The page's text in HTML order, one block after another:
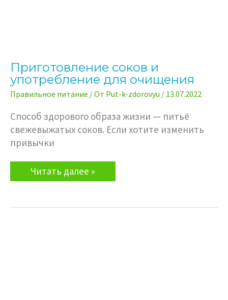
Приготовление соков и
употребление для очищения
Правильное питание / От Put-k-zdorovyu / 13.07.2022
Способ здорового образа жизни — питьё
свежевыжатых соков. Если хотите изменить
привычки
Приготовление
соков
для
Читать далее »